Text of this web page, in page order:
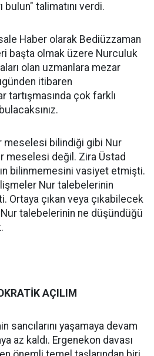
talimatını verdi.
Haber olarak Bediüzzaman
başta olmak üzere Nurculuk
olan uzmanlara mezar
itibaren
tartışmasında çok farklı
meselesi bilindiği gibi Nur
meselesi değil. Zira Üstad
bilinmemesini vasiyet etmişti.
Nur talebelerinin
Ortaya çıkan veya çıkabilecek
talebelerinin ne düşündüğü
AÇILIM
sancılarını yaşamaya devam
az kaldı. Ergenekon davası